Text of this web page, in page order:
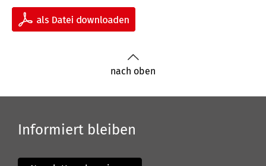
nach oben
Informiert bleiben